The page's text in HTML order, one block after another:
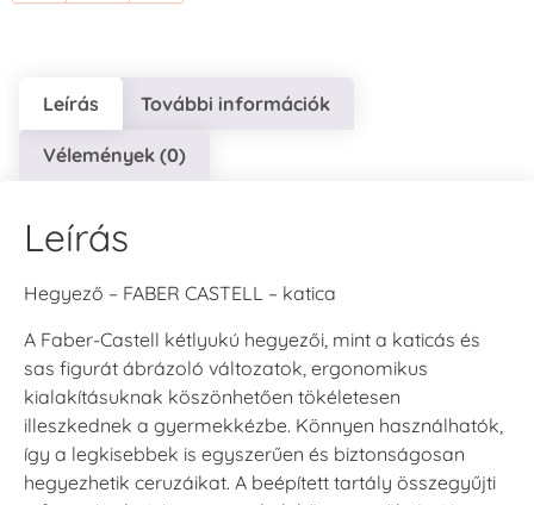
Leírás További információk
Vélemények (0)
Leírás
Hegyező – FABER CASTELL – katica
A Faber-Castell kétlyukú hegyezői, mint a katicás és
sas figurát ábrázoló változatok, ergonomikus
kialakításuknak köszönhetően tökéletesen
illeszkednek a gyermekkézbe. Könnyen használhatók,
így a legkisebbek is egyszerűen és biztonságosan
hegyezhetik ceruzáikat. A beépített tartály összegyűjti